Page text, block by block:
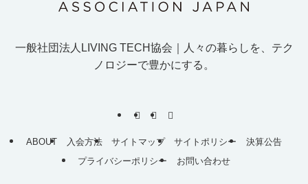
一般社団法人LIVING TECH協会｜人 々の暮ら し を テク
ノ ロ ジーで豊かにする 。
ABOUT 入会方法 サイトマップ サイトポリシー
決算公告
プライバシーポリシー
お問い合わせ